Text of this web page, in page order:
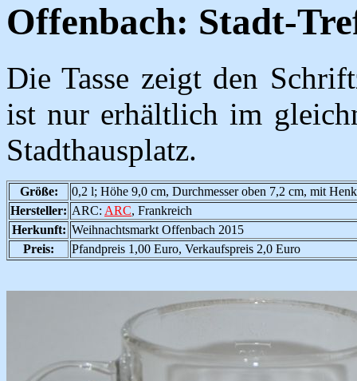
Offenbach: Stadt-
Die Tasse zeigt den
ist nur erhältlich im
Stadthausplatz.
Größe:
0,2 l; Höhe 9,0 cm, Durchmesser oben 7,2 cm, mit
Hersteller: ARC: ARC, Frankreich
Herkunft: Weihnachtsmarkt Offenbach 2015
Preis:
Pfandpreis 1,00 Euro, Verkaufspreis 2,0 Euro